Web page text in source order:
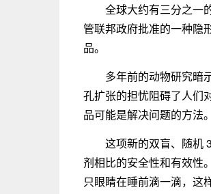
全球大约有三分之一
管联邦政府批准的一种隐
品。
多年前的动物研究暗
孔扩张的担忧阻碍了人们
品可能是解决问题的方法。
这项新的双盲、随机
剂相比的安全性和有效性
只眼睛在睡前滴一滴，这